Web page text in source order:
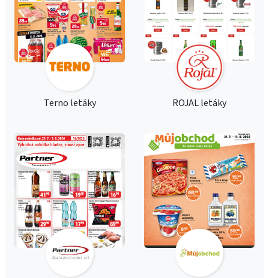
Terno letáky ROJAL letáky